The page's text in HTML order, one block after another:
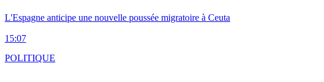
L'Espagne anticipe une nouvelle poussée migratoire à Ceuta
15:07
POLITIQUE